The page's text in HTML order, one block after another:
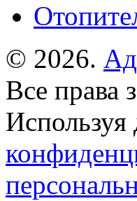
© 2026.
Все права
Используя